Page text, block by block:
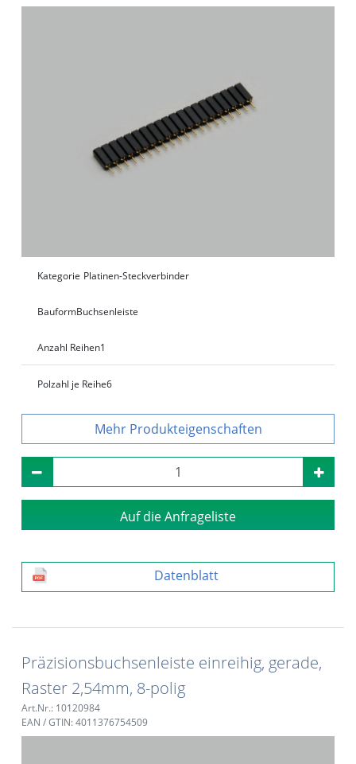
Kategorie Platinen-Steckverbinder
BauformBuchsenleiste
Anzahl Reihen1
Polzahl je Reihe6
Produkteigenschaften
Auf die Anfrageliste
Datenblatt
Präzisionsbuchsenleiste einreihig, gerade,
Raster 2,54mm, 8-polig
Art.Nr.: 10120984
EAN / GTIN: 4011376754509